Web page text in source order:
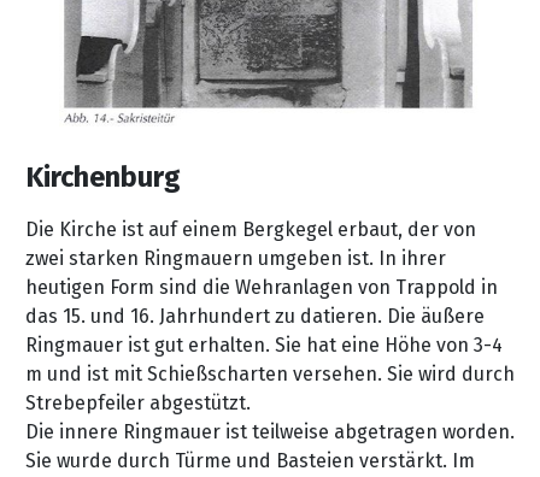
Kirchenburg
Die Kirche ist auf einem Bergkegel erbaut, der von
zwei starken Ringmauern umgeben ist. In ihrer
heutigen Form sind die Wehranlagen von Trappold in
das 15. und 16. Jahrhundert zu datieren. Die äußere
Ringmauer ist gut erhalten. Sie hat eine Höhe von 3-4
m und ist mit Schießscharten versehen. Sie wird durch
Strebepfeiler abgestützt.
Die innere Ringmauer ist teilweise abgetragen worden.
Sie wurde durch Türme und Basteien verstärkt. Im